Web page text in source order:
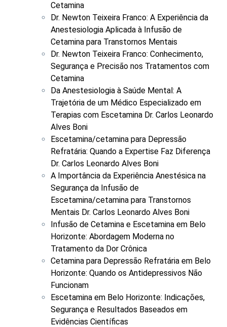
Cetamina
Dr. Newton Teixeira Franco: A Experiência da
Anestesiologia Aplicada à Infusão de
Cetamina para Transtornos Mentais
Dr. Newton Teixeira Franco: Conhecimento,
Segurança e Precisão nos Tratamentos com
Cetamina
Da Anestesiologia à Saúde Mental: A
Trajetória de um Médico Especializado em
Terapias com Escetamina Dr. Carlos Leonardo
Alves Boni
Escetamina/cetamina para Depressão
Refratária: Quando a Expertise Faz Diferença
Dr. Carlos Leonardo Alves Boni
A Importância da Experiência Anestésica na
Segurança da Infusão de
Escetamina/cetamina para Transtornos
Mentais Dr. Carlos Leonardo Alves Boni
Infusão de Cetamina e Escetamina em Belo
Horizonte: Abordagem Moderna no
Tratamento da Dor Crônica
Cetamina para Depressão Refratária em Belo
Horizonte: Quando os Antidepressivos Não
Funcionam
Escetamina em Belo Horizonte: Indicações,
Segurança e Resultados Baseados em
Evidências Científicas